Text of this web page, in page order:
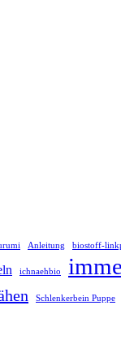
Anleitung biostoff-
ichnaehbio
Schlenkerbein Puppe